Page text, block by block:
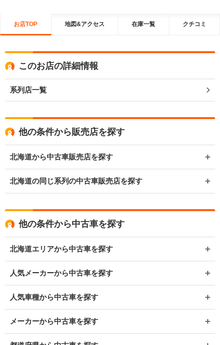
お店TOP 地図&アクセス 在庫一覧 クチコミ
このお店の詳細情報
系列店一覧
他の条件から販売店を探す
北海道から中古車販売店を探す
北海道の同じ系列の中古車販売店を探す
他の条件から中古車を探す
北海道エリアから中古車を探す
人気メーカーから中古車を探す
人気車種から中古車を探す
メーカーから中古車を探す